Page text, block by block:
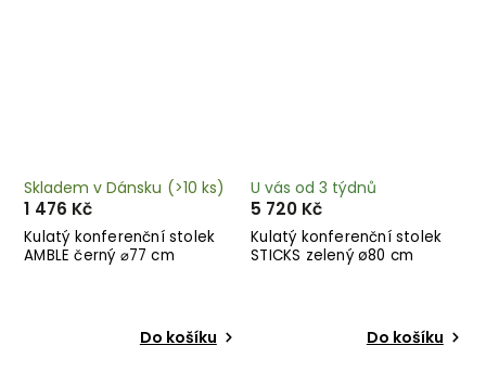
Kulatý konferenční stolek
AMBLE černý ⌀77 cm
Skladem v Dánsku (>10 ks)
1 476 Kč
Do košíku
Kulatý konferenční stolek
STICKS zelený ø80 cm
U vás od 3 týdnů
5 720 Kč
Do košíku